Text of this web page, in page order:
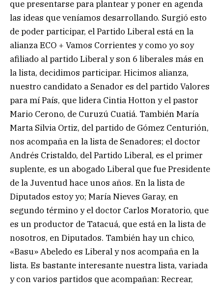
que presentarse para plantear y poner en agenda
las ideas que veníamos desarrollando. Surgió esto
de poder participar, el Partido Liberal está en la
alianza ECO + Vamos Corrientes y como yo soy
afiliado al partido Liberal y son 6 liberales más en
la lista, decidimos participar. Hicimos alianza,
nuestro candidato a Senador es del partido Valores
para mí País, que lidera Cintia Hotton y el pastor
Mario Cerono, de Curuzú Cuatiá. También María
Marta Silvia Ortiz, del partido de Gómez Centurión,
nos acompaña en la lista de Senadores; el doctor
Andrés Cristaldo, del Partido Liberal, es el primer
suplente, es un abogado Liberal que fue Presidente
de la Juventud hace unos años. En la lista de
Diputados estoy yo; María Nieves Garay, en
segundo término y el doctor Carlos Moratorio, que
es un productor de Tatacuá, que está en la lista de
nosotros, en Diputados. También hay un chico,
«Basu» Abeledo es Liberal y nos acompaña en la
lista. Es bastante interesante nuestra lista, variada
y con varios partidos que acompañan: Recrear,